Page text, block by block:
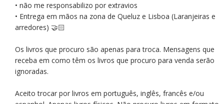
• não me responsabilizo por extravios
• Entrega em mãos na zona de Queluz e Lisboa (Laranjeiras e
arredores) 🤝🏻
Os livros que procuro são apenas para troca. Mensagens que
receba em como têm os livros que procuro para venda serão
ignoradas.
Aceito trocar por livros em português, inglês, francês e/ou